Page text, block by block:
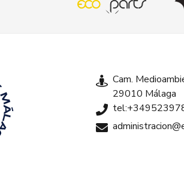
Cam.
29010 Málaga